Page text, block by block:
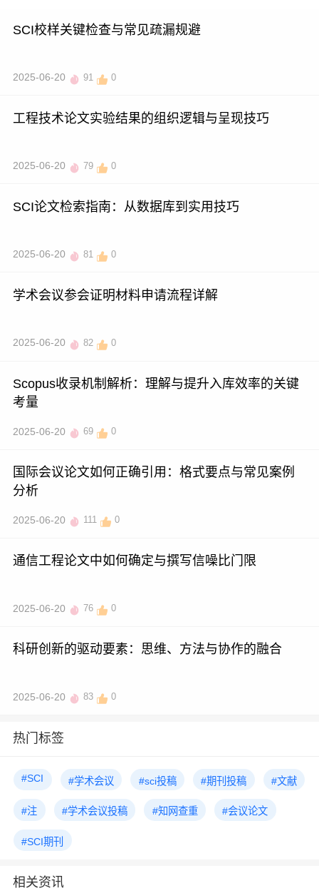
SCI校样关键检查与常见疏漏规避
2025-06-20 91 0
工程技术论文实验结果的组织逻辑与呈现技巧
2025-06-20 79 0
SCI论文检索指南：从数据库到实用技巧
2025-06-20 81 0
学术会议参会证明材料申请流程详解
2025-06-20 82 0
Scopus收录机制解析：理解与提升入库效率的关键
考量
2025-06-20 69 0
国际会议论文如何正确引用：格式要点与常见案例
分析
2025-06-20 111 0
通信工程论文中如何确定与撰写信噪比门限
2025-06-20 76 0
科研创新的驱动要素：思维、方法与协作的融合
2025-06-20 83 0
热门标签
#SCI #学术会议 #sci投稿 #期刊投稿 #文献
#注 #学术会议投稿 #知网查重 #会议论文
#SCI期刊
相关资讯